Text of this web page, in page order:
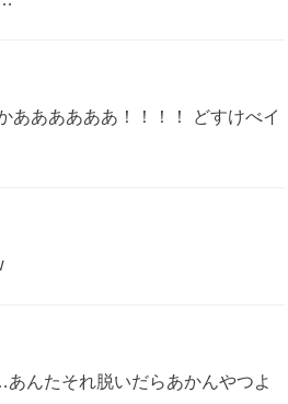
ああああああ！！！！ どすけべイ
んたそれ脱いだらあかんやつよ